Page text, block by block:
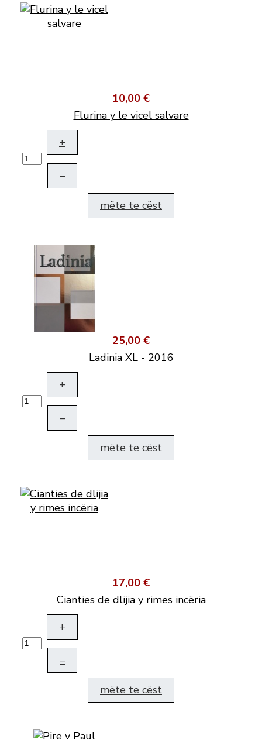
10,00 €
Flurina y le vicel salvare
+
–
mëte te cëst
25,00 €
Ladinia XL - 2016
+
–
mëte te cëst
17,00 €
Cianties de dlijia y rimes incëria
+
–
mëte te cëst